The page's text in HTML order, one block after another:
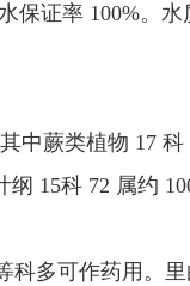
保证率 100%。
中蕨类植物 17
15科 72 属约
多可作药用。